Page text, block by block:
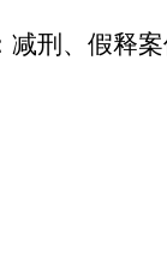
减刑、假释